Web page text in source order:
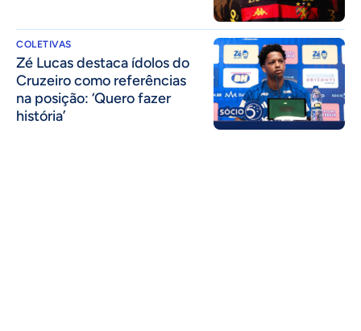
COLETIVAS
Zé Lucas destaca ídolos do
Cruzeiro como referências
na posição: ‘Quero fazer
história’